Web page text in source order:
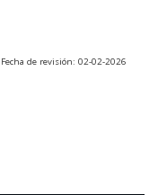
Fecha de revisión: 02-02-2026